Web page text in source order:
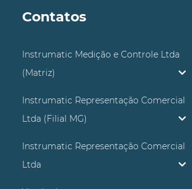
Contatos
Instrumatic Medição e Controle Ltda
(Matriz)
Instrumatic Representação Comercial
Ltda (Filial MG)
Instrumatic Representação Comercial
Ltda